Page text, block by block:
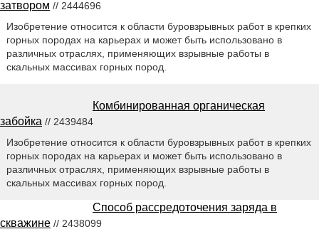
затвором // 2444696
Изобретение относится к области буровзрывных работ в крепких
горных породах на карьерах и может быть использовано в
различных отраслях, применяющих взрывные работы в
скальных массивах горных пород.
Комбинированная органическая
забойка // 2439484
Изобретение относится к области буровзрывных работ в крепких
горных породах на карьерах и может быть использовано в
различных отраслях, применяющих взрывные работы в
скальных массивах горных пород.
Способ рассредоточения заряда в
скважине // 2438099